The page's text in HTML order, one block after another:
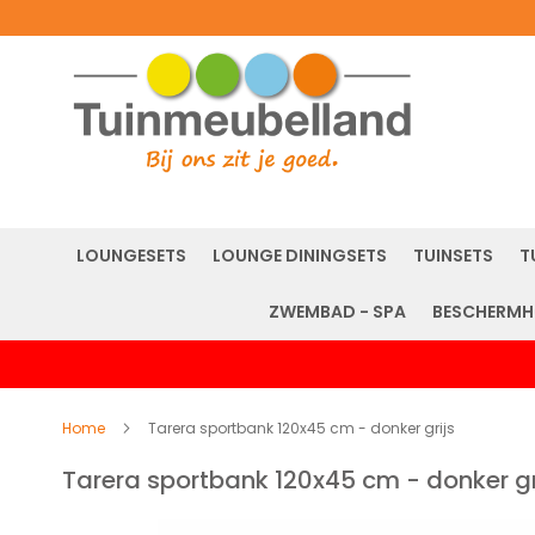
LOUNGESETS LOUNGE DININGSETS TUINSETS
ZWEMBAD - SPA
Home Tarera sportbank 120x45 cm - donker grijs
Tarera sportbank 120x45 cm - donker